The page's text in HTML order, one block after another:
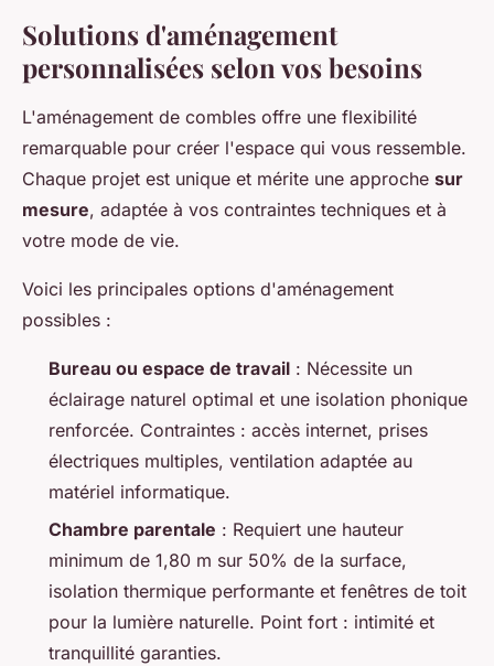
Solutions d'aménagement
personnalisées selon vos besoins
L'aménagement de combles offre une flexibilité
remarquable pour créer l'espace qui vous ressemble.
Chaque projet est unique et mérite une approche sur
mesure, adaptée à vos contraintes techniques et à
votre mode de vie.
Voici les principales options d'aménagement
possibles :
Bureau ou espace de travail : Nécessite un
éclairage naturel optimal et une isolation phonique
renforcée. Contraintes : accès internet, prises
électriques multiples, ventilation adaptée au
matériel informatique.
Chambre parentale : Requiert une hauteur
minimum de 1,80 m sur 50% de la surface,
isolation thermique performante et fenêtres de toit
pour la lumière naturelle. Point fort : intimité et
tranquillité garanties.